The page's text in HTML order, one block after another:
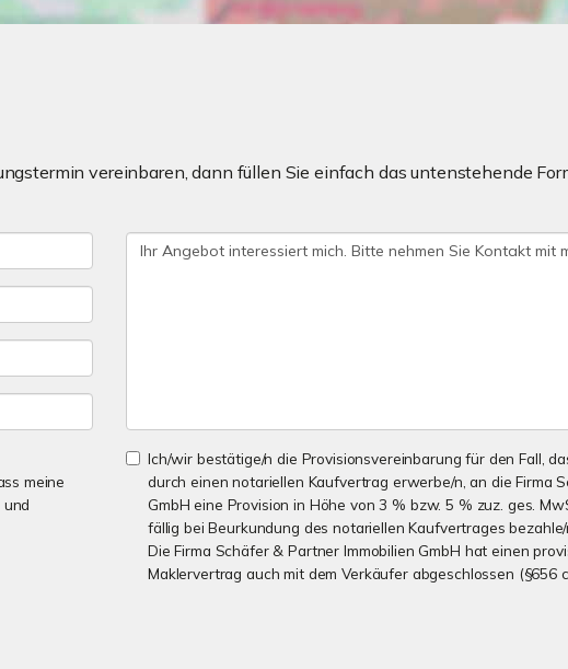
vereinbaren, dann füllen Sie einfach das untenstehende
meine
Ich/wir bestätige/n die Provisionsvereinbarung für den Fall,
durch einen notariellen Kaufvertrag erwerbe/n, an die Firma
GmbH eine Provision in Höhe von 3 % bzw. 5 % zuz. ges.
fällig bei Beurkundung des notariellen Kaufvertrages bezahle/
Die Firma Schäfer & Partner Immobilien GmbH hat einen
Maklervertrag auch mit dem Verkäufer abgeschlossen (§656